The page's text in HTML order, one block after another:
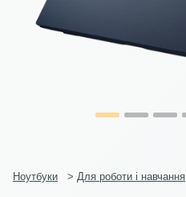
Ноутбуки > Для роботи і навчання